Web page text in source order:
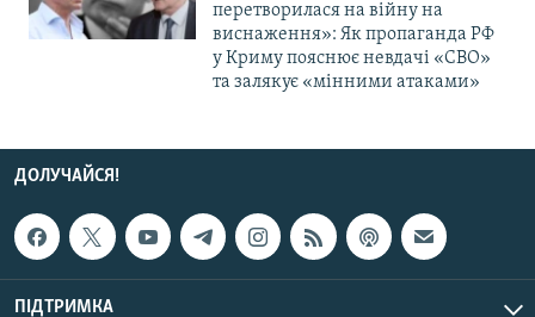
перетворилася на війну на
виснаження»: Як пропаганда РФ
у Криму пояснює невдачі «СВО»
та залякує «мінними атаками»
ДОЛУЧАЙСЯ!
ПІДТРИМКА